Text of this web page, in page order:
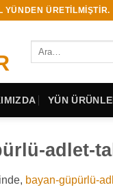
YÜNDEN ÜRETİLMİŞTİR.
Ara:
YÜN
adlet-
bayan-güpürlü-